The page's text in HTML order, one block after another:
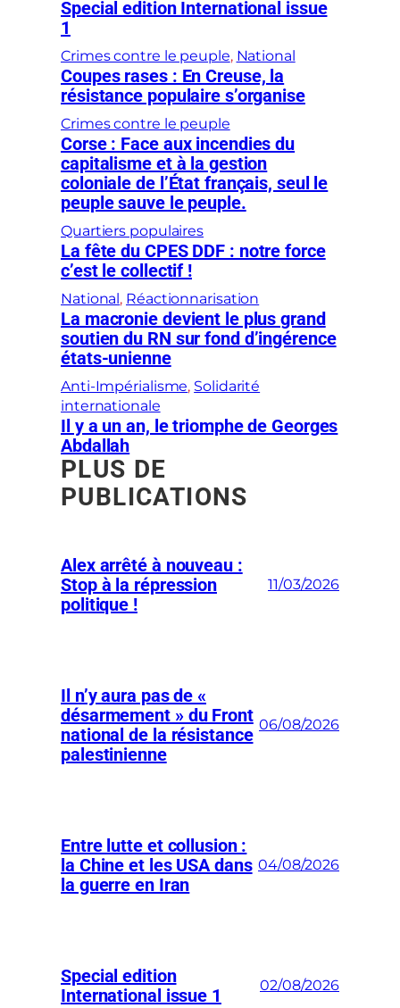
Special edition International issue
1
Crimes contre le peuple, National
Coupes rases : En Creuse, la
résistance populaire s’organise
Crimes contre le peuple
Corse : Face aux incendies du
capitalisme et à la gestion
coloniale de l’État français, seul le
peuple sauve le peuple.
Quartiers populaires
La fête du CPES DDF : notre force
c’est le collectif !
National , Réactionnarisation
La macronie devient le plus grand
soutien du RN sur fond d’ingérence
états-unienne
Anti-Impérialisme, Solidarité
internationale
Il y a un an, le triomphe de Georges
Abdallah
PLUS DE
PUBLICATIONS
Alex arrêté à nouveau :
Stop à la répression
politique !
11/03/2026
Il n’y aura pas de «
désarmement » du Front
national de la résistance
palestinienne
06/08/2026
Entre lutte et collusion :
la Chine et les USA dans
la guerre en Iran
04/08/2026
Special edition
International issue 1
02/08/2026